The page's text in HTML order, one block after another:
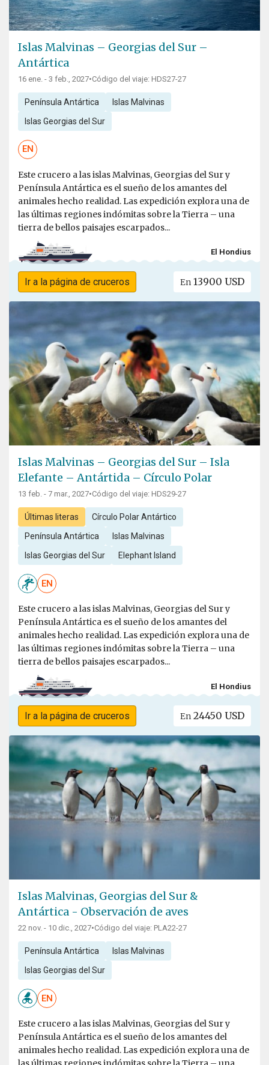
Islas Malvinas – Georgias del Sur –
Antártica
16 ene. - 3 feb., 2027•Código del viaje: HDS27-27
Península Antártica Islas Malvinas
Islas Georgias del Sur
EN
Este crucero a las islas Malvinas, Georgias del Sur y
Península Antártica es el sueño de los amantes del
animales hecho realidad. Las expedición explora una de
las últimas regiones indómitas sobre la Tierra – una
tierra de bellos paisajes escarpados...
El Hondius
Ir a la página de cruceros En 13900 USD
Islas Malvinas – Georgias del Sur – Isla
Elefante – Antártida – Círculo Polar
13 feb. - 7 mar., 2027•Código del viaje: HDS29-27
Últimas literas Círculo Polar Antártico
Península Antártica Islas Malvinas
Islas Georgias del Sur Elephant Island
EN
Este crucero a las islas Malvinas, Georgias del Sur y
Península Antártica es el sueño de los amantes del
animales hecho realidad. Las expedición explora una de
las últimas regiones indómitas sobre la Tierra – una
tierra de bellos paisajes escarpados...
El Hondius
Ir a la página de cruceros En 24450 USD
Islas Malvinas, Georgias del Sur &
Antártica - Observación de aves
22 nov. - 10 dic., 2027•Código del viaje: PLA22-27
Península Antártica Islas Malvinas
Islas Georgias del Sur
EN
Este crucero a las islas Malvinas, Georgias del Sur y
Península Antártica es el sueño de los amantes del
animales hecho realidad. Las expedición explora una de